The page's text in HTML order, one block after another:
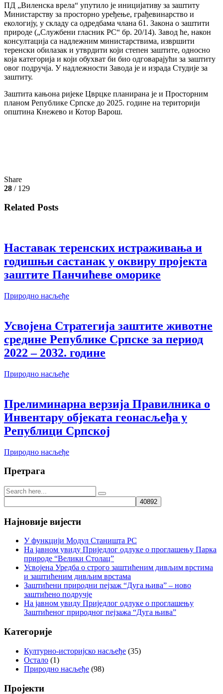
ПД „Виленска врела“ упутило је иницијативу за заштиту
Министарству за просторно уређење, грађевинарство и
екологију, у складу са одредбама члана 61. Закона о заштити
природе („Службени гласник РС“ бр. 20/14). Завод ће, након
консултација са надлежним министарствима, извршити
теренски обилазак и утврдити који степен заштите, односно
која категорија и који обухват би био одговарајући за заштиту
овог подручја. У надлежности Завода је и израда Студије за
заштиту.
Заштита кањона ријеке Цврцке планирана је и Просторним
планом Републике Српске до 2025. године на територији
општина Кнежево и Котор Варош.
Share
28 / 129
Related Posts
Наставак теренских истраживања и
годишњи састанак у оквиру пројекта
заштите Панчићеве оморике
Природно насљеђе
Усвојена Стратегија заштите животне
средине Републике Српске за период
2022 – 2032. године
Природно насљеђе
Прелиминарна верзија Правилника о
Инвентару објеката геонасљеђа у
Републици Српској
Природно насљеђе
Претрага
Најновије вијести
У функцији Модул Станишта РС
На јавном увиду Приједлог oдлуке о проглашењу Парка
природе “Велики Столац”
Усвојена Уредба о строго заштићеним дивљим врстима
и заштићеним дивљим врстама
Заштићени природни пејзаж “Дуга њива” – ново
заштићено подручје
На јавном увиду Приједлог oдлуке о проглашењу
Заштићеног природног пејзажа “Дуга њива”
Категорије
Културно-историјско насљеђе (35)
Остало (1)
Природно насљеђе (98)
Пројекти